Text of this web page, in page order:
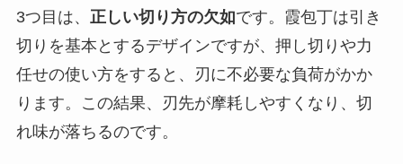
3つ目は、 正しい切り方の欠如です。霞包丁は引き
切りを基本とするデザインですが、押し切りや力
任せの使い方をすると、刃に不必要な負荷がかか
ります。この結果、刃先が摩耗しやすくなり、切
れ味が落ちるのです。